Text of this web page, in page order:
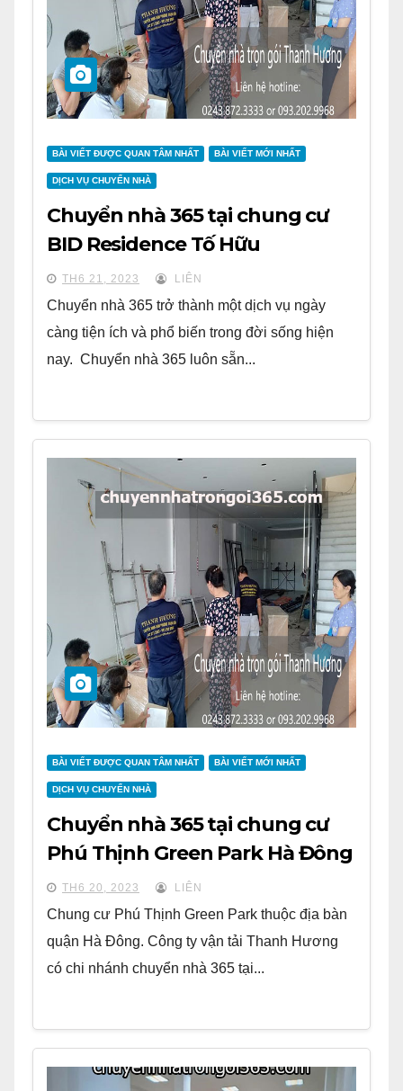
BÀI VIẾT ĐƯỢC QUAN TÂM NHẤT BÀI VIẾT MỚI NHẤT
DỊCH VỤ CHUYỂN NHÀ
Chuyển nhà 365 tại chung cư
BID Residence Tố Hữu
TH6 21, 2023 LIÊN
Chuyển nhà 365 trở thành một dịch vụ ngày
càng tiện ích và phổ biến trong đời sống hiện
nay. Chuyển nhà 365 luôn sẵn...
BÀI VIẾT ĐƯỢC QUAN TÂM NHẤT BÀI VIẾT MỚI NHẤT
DỊCH VỤ CHUYỂN NHÀ
Chuyển nhà 365 tại chung cư
Phú Thịnh Green Park Hà Đông
TH6 20, 2023 LIÊN
Chung cư Phú Thịnh Green Park thuộc địa bàn
quận Hà Đông. Công ty vận tải Thanh Hương
có chi nhánh chuyển nhà 365 tại...